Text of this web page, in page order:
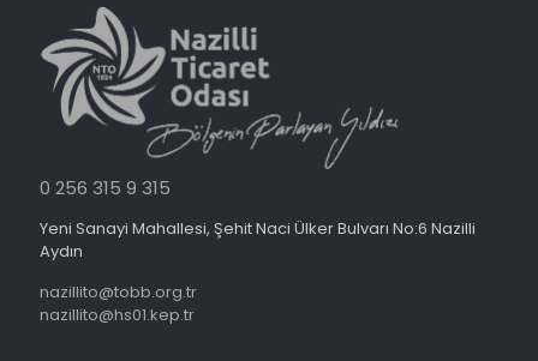
0 256 315 9 315
Yeni Sanayi Mahallesi, Şehit Naci Ülker Bulvarı No:6 Nazilli
Aydın
nazillito@tobb.org.tr
nazillito@hs01.kep.tr